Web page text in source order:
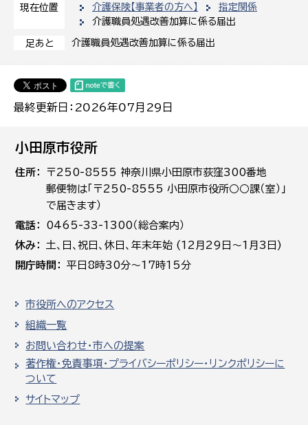
現在位置
介護保険【事業者の方へ】
指定関係
介護職員処遇改善加算に係る届出
足あと 介護職員処遇改善加算に係る届出
最終更新日：2026年07月29日
小田原市役所
住所
〒250-8555 神奈川県小田原市荻窪300番地
郵便物は「〒250-8555 小田原市役所○○課（室）」
で届きます）
電話
0465-33-1300（総合案内）
休み
土､日､祝日、休日、年末年始 (12月29日～1月3日)
開庁時間
平日8時30分～17時15分
市役所へのアクセス
組織一覧
お問い合わせ・市への提案
著作権・免責事項・プライバシーポリシー・リンクポリシーに
ついて
サイトマップ